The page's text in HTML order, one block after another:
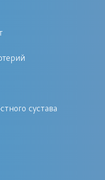
точностью и
томографа
но
от
сустава